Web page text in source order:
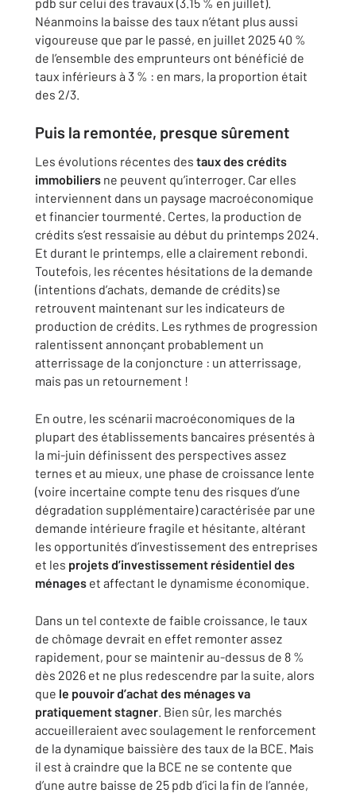
Néanmoins la baisse des taux n’étant plus aussi
vigoureuse que par le passé, en juillet 2025 40 %
de l’ensemble des emprunteurs ont bénéficié de
taux inférieurs à 3 % : en mars, la proportion était
des 2/3.
Puis la remontée, presque sûrement
Les évolutions récentes des taux des crédits
immobiliers ne peuvent qu’interroger. Car elles
interviennent dans un paysage macroéconomique
et financier tourmenté. Certes, la production de
crédits s’est ressaisie au début du printemps 2024.
Et durant le printemps, elle a clairement rebondi.
Toutefois, les récentes hésitations de la demande
(intentions d’achats, demande de crédits) se
retrouvent maintenant sur les indicateurs de
production de crédits. Les rythmes de progression
ralentissent annonçant probablement un
atterrissage de la conjoncture : un atterrissage,
mais pas un retournement !
En outre, les scénarii macroéconomiques de la
plupart des établissements bancaires présentés à
la mi-juin définissent des perspectives assez
ternes et au mieux, une phase de croissance lente
(voire incertaine compte tenu des risques d’une
dégradation supplémentaire) caractérisée par une
demande intérieure fragile et hésitante, altérant
les opportunités d’investissement des entreprises
et les projets d’investissement résidentiel des
ménages et affectant le dynamisme économique.
Dans un tel contexte de faible croissance, le taux
de chômage devrait en effet remonter assez
rapidement, pour se maintenir au-dessus de 8 %
dès 2026 et ne plus redescendre par la suite, alors
que le pouvoir d’achat des ménages va
pratiquement stagner . Bien sûr, les marchés
accueilleraient avec soulagement le renforcement
de la dynamique baissière des taux de la BCE. Mais
il est à craindre que la BCE ne se contente que
d’une autre baisse de 25 pdb d’ici la fin de l’année,